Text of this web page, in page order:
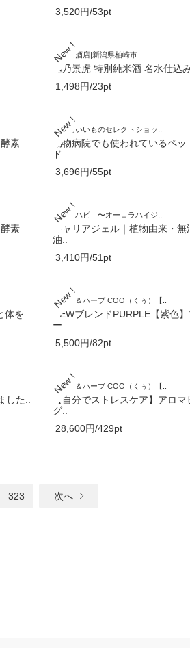
3,520円/53pt
ノマタ酒店|新潟県柏崎市
越乃景虎 特別純米酒 名水仕込
1,498円/23pt
素
健康にいいものセレクトショッ..
動物病院でも使われているペ
ド..
3,696円/55pt
素
くち♡ハピ 〜オーロラハイジ..
キャリアジェル｜植物由来・
油..
3,410円/51pt
体を
アロマ＆ハーブ COO（くぅ）【..
NEWブレンドPURPLE【紫色
ー..
5,500円/82pt
した..
アロマ＆ハーブ COO（くぅ）【..
【自分でストレスケア】アロマ
グ..
28,600円/429pt
323 次へ